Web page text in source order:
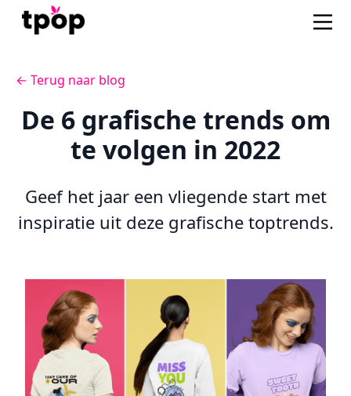
← Terug naar blog
De 6 grafische trends om
te volgen in 2022
Geef het jaar een vliegende start met
inspiratie uit deze grafische toptrends.